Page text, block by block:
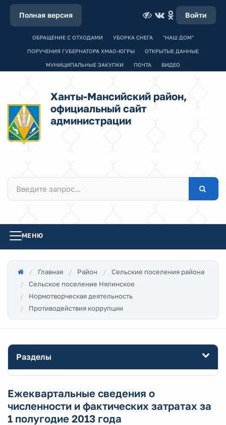
Полная версия Войти
ОБРАЩЕНИЕ С ОТХОДАМИ УБОРКА СНЕГА "НАШ ДОМ"
ПОРУЧЕНИЯ ГУБЕРНАТОРА ХМАО-ЮГРЫ ОТКРЫТЫЕ ДАННЫЕ
МУНИЦИПАЛЬНЫЕ ЗАКУПКИ ПОЧТА ВИДЕО
Ханты-Мансийский район,
официальный сайт
администрации
МЕНЮ
Главная Район
Сельские поселения района
Сельское поселение Нялинское
Нормотворческая деятельность
Противодействия коррупции
Разделы
Ежеквартальные сведения о
численности и фактических затратах за
1 полугодие 2013 года